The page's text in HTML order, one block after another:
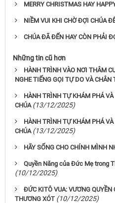
MERRY CHRISTMAS HAY
NIỀM VUI KHI CHỜ ĐỢI CHÚA
CHÚA ĐÃ ĐẾN HAY CÒN PHẢI
Những tin cũ hơn
HÀNH TRÌNH VÀO NƠI THÂM
NGHE TIẾNG GỌI TỰ DO VÀ CHÂN
HÀNH TRÌNH TỰ KHÁM PHÁ
CHÚA (13/12/2025)
HÀNH TRÌNH TỰ KHÁM PHÁ
CHÚA (13/12/2025)
HÃY SỐNG CHO CHÍNH MÌNH
Quyền Năng của Đức Mẹ trong
(10/12/2025)
ĐỨC KITÔ VUA: VƯƠNG QUYỀN
THƯƠNG XÓT (10/12/2025)